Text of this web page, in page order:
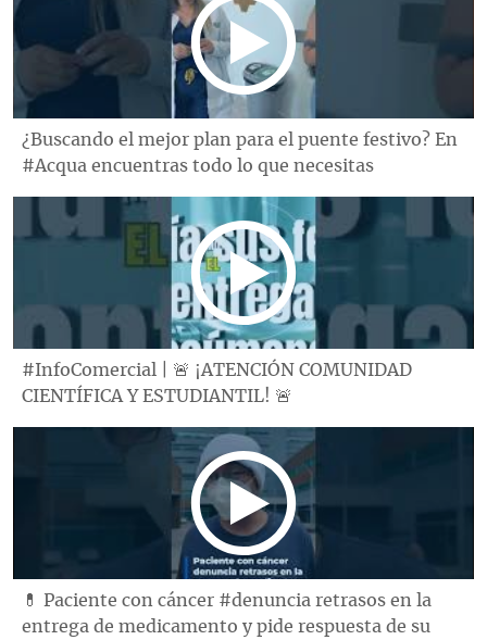
¿Buscando el mejor plan para el puente festivo? En
#Acqua encuentras todo lo que necesitas
#InfoComercial | 🚨 ¡ATENCIÓN COMUNIDAD
CIENTÍFICA Y ESTUDIANTIL! 🚨
💊 Paciente con cáncer #denuncia retrasos en la
entrega de medicamento y pide respuesta de su